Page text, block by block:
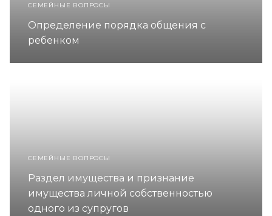
СЕМЕЙНЫЕ ВОПРОСЫ
Определение порядка общения с
ребенком
СЕМЕЙНЫЕ ВОПРОСЫ
Раздел имущества и признание
имущества личной собственностью
одного из супругов